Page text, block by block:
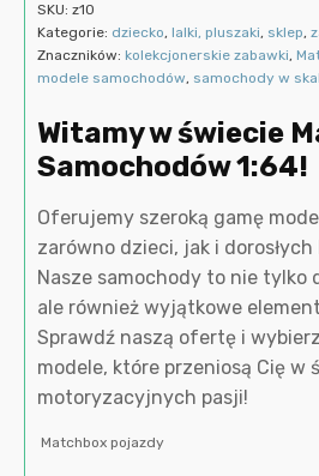
SKU: z10
Kategorie: dziecko, lalki, pluszaki, sklep,
Znaczników: kolekcjonerskie zabawki,
modele samochodów, samochody w
Witamy w świecie
Samochodów 1:64!
Oferujemy szeroką gamę
zarówno dzieci, jak i
Nasze samochody to nie tylko
ale również wyjątkowe
Sprawdź naszą ofertę i
modele, które przeniosą Cię w
motoryzacyjnych pasji!
Matchbox pojazdy